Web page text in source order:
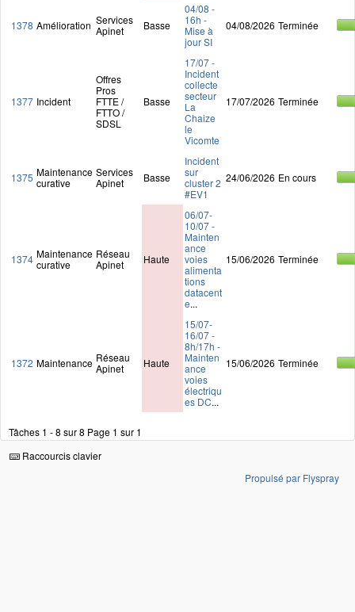
1378 Amélioration Services
Apinet
Basse
04/08 -
16h -
Mise à
jour SI
04/08/2026 Terminée
1377 Incident
Offres
Pros
FTTE /
FTTO /
SDSL
Basse
17/07 -
Incident
collecte
secteur
La
Chaize
le
Vicomte
17/07/2026 Terminée
1375 Maintenance
curative
Services
Apinet
Basse
Incident
sur
cluster 2
#EV1
24/06/2026 En cours
1374 Maintenance
curative
Réseau
Apinet
Haute
06/07-
10/07 -
Mainten
ance
voies
alimenta
tions
datacent
e...
15/06/2026 Terminée
1372 Maintenance Réseau
Apinet
Haute
15/07-
16/07 -
8h/17h -
Mainten
ance
voies
électriqu
es DC...
15/06/2026 Terminée
Tâches 1 - 8 sur 8 Page 1 sur 1
Raccourcis clavier
Propulsé par Flyspray